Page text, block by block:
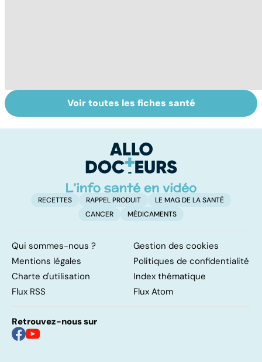
Tout savoir sur le
cerveau
Staphylocoque
doré : une
surveillance
Voir toutes les fiches santé
RECETTES RAPPEL PRODUIT
LE MAG DE LA SANTÉ
CANCER
MÉDICAMENTS
Qui sommes-nous ?
Gestion des cookies
Mentions légales
Politiques de confidentialité
Charte d'utilisation
Index thématique
Flux RSS
Flux Atom
Retrouvez-nous sur